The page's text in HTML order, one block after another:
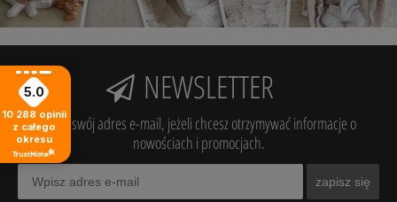
NEWSLETTER
Podaj swój adres e-mail, jeżeli chcesz otrzymywać informacje o
nowościach i promocjach.
zapisz się
5.0
10 288 opinii
z całego
okresu